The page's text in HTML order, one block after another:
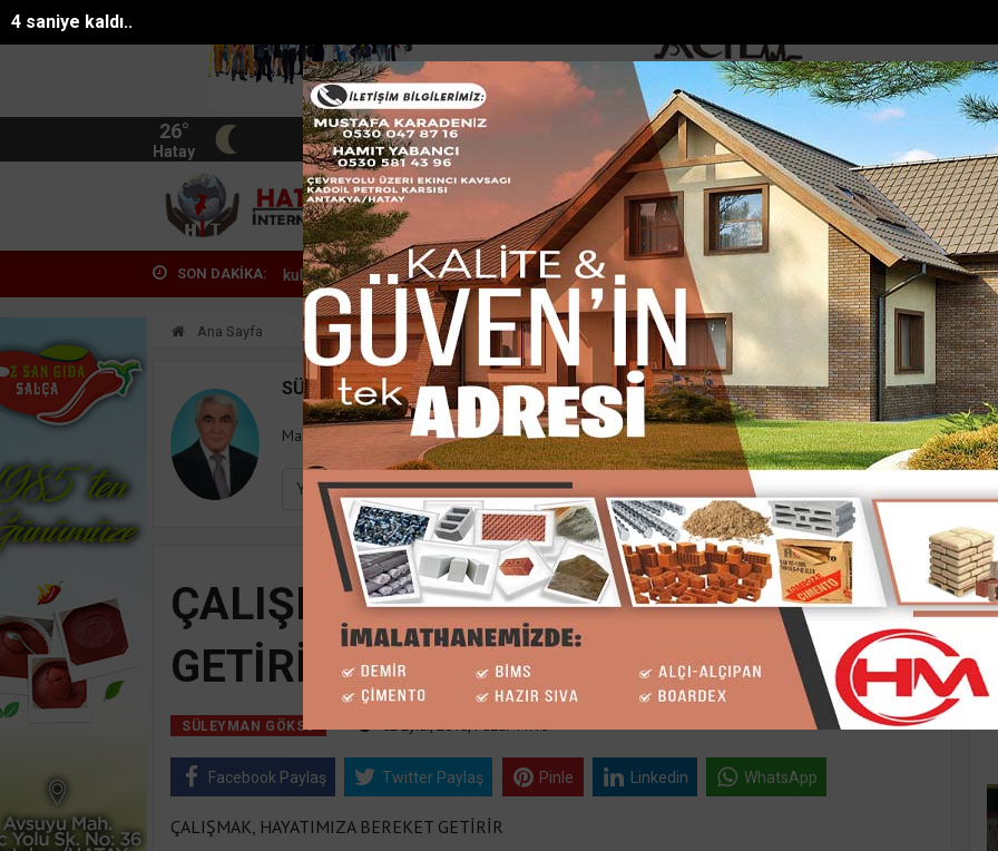
4 saniye kaldı..
26°
Hatay
BIST 13.744 46.2686 EURO
HATAY GÜNDEM MAGAZİN KADIN-YAŞAM SPOR SAĞLIK
SON DAKİKA:
Alevlere teslim olan gecekondu kullanılamaz h... Ehliyetsiz direksiyon başına geçip kaza yaptı... İçme suyu projesinde göçük: 1 işçi
Yazarlar Web TV
Ana Sayfa Yazarlar Süleyman GÖKSU
SÜLEYMAN GÖKSU
Mail:suleymangoksu@gmail.com
ÇALIŞMAK, HAYATIMIZA BEREKET
GETİRİR
SÜLEYMAN GÖKSU 02 Eylül, 2018, Pazar 11:15
Facebook Paylaş Twitter Paylaş Pinle Linkedin WhatsApp
ÇALIŞMAK, HAYATIMIZA BEREKET GETİRİR